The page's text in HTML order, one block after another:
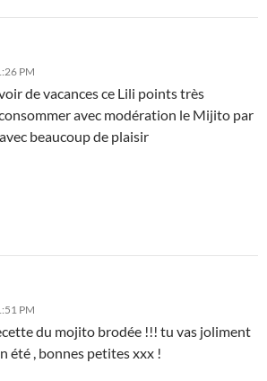
PM
de vacances ce Lili points très
avec modération le Mijito par
beaucoup de plaisir
PM
du mojito brodée !!! tu vas joliment
été , bonnes petites xxx !